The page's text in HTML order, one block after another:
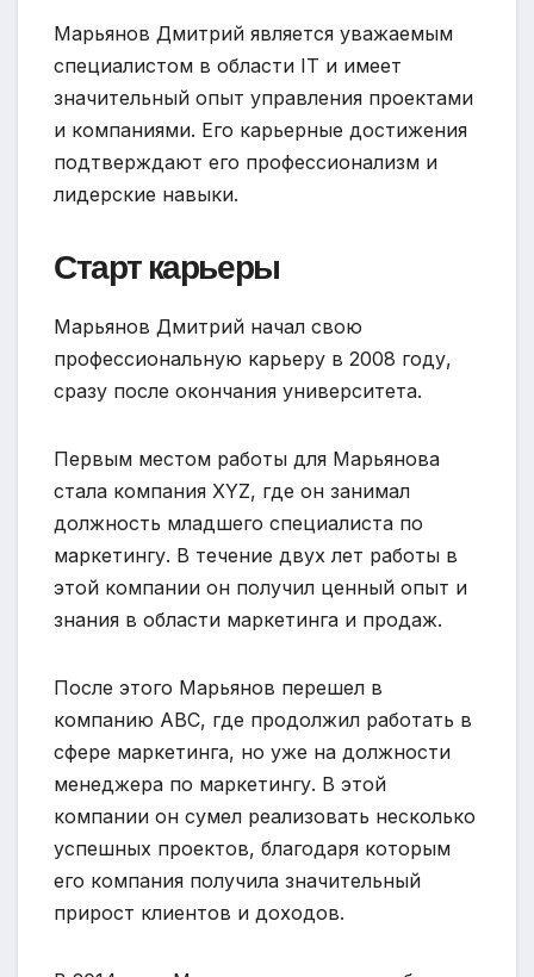
Марьянов Дмитрий является уважаемым
специалистом в области IT и имеет
значительный опыт управления проектами
и компаниями. Его карьерные достижения
подтверждают его профессионализм и
лидерские навыки.
Старт карьеры
Марьянов Дмитрий начал свою
профессиональную карьеру в 2008 году,
сразу после окончания университета.
Первым местом работы для Марьянова
стала компания XYZ, где он занимал
должность младшего специалиста по
маркетингу. В течение двух лет работы в
этой компании он получил ценный опыт и
знания в области маркетинга и продаж.
После этого Марьянов перешел в
компанию ABC, где продолжил работать в
сфере маркетинга, но уже на должности
менеджера по маркетингу. В этой
компании он сумел реализовать несколько
успешных проектов, благодаря которым
его компания получила значительный
прирост клиентов и доходов.